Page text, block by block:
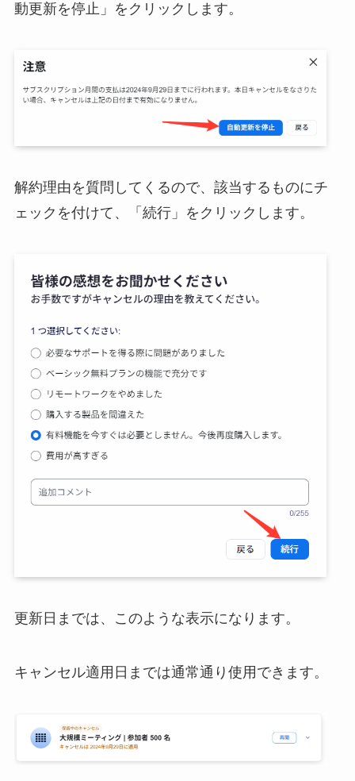
動更新を停止」をクリックします。
解約理由を質問してくるので、該当するものにチ
ェックを付けて、「続行」をクリックします。
更新日までは、このような表示になります。
キャンセル適用日までは通常通り使用できます。